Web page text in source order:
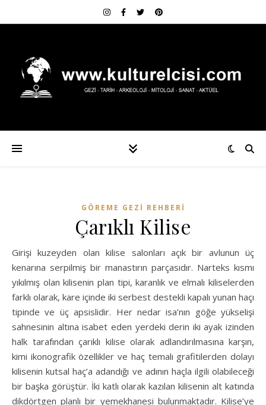
GÖREME GEZI REHBERI
Çarıklı Kilise
Girişi kuzeyden olan kilise salonları açık bir avlunun üç
kenarına serpilmiş bir manastırın parçasıdır. Narteks kısmı
yıkılmış olan kilisenin plan tipi, karanlık ve elmalı kiliselerden
farklı olarak, kare içinde iki serbest destekli kapalı yunan haçı
tipinde ve üç apsislidir. Her nedar isa’nın göğe yükselişi
sahnesinin altına isabet eden yerdeki derin iki ayak izinden
halk tarafından çarıklı kilise olarak adlandırılmasına karşın,
kimi ikonografik özellikler ve haç temalı grafitilerden dolayı
kilisenin kutsal haç’a adandığı ve adının haçla ilgili olabileceği
bir başka görüştür. İki katlı olarak kazılan kilisenin alt katında
dikdörtgen planlı bir yemekhanesi bulunmaktadır. Kilise’ye